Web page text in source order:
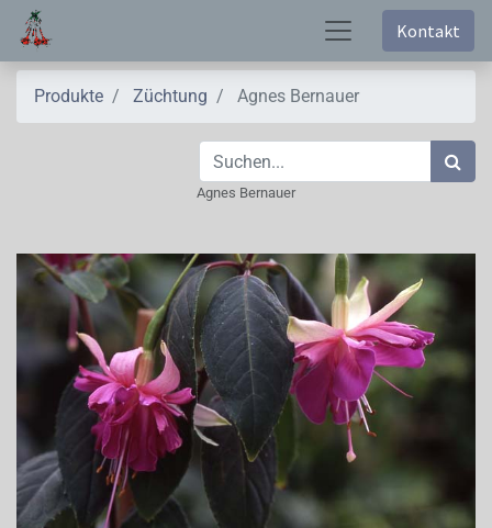
Kontakt
Produkte Züchtung Agnes Bernauer
Agnes Bernauer